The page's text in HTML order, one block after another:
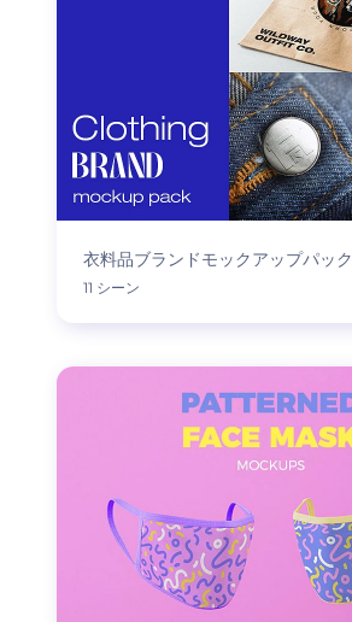
衣料品ブランドモックアップパック
11 シーン